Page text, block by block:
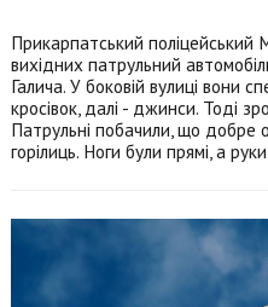
Прикарпатський поліцейський
вихідних патрульний
Галича. У боковій вулиці вони
кросівок, далі - джинси. Тоді
Патрульні побачили, що добре
горілиць. Ноги були прямі, а